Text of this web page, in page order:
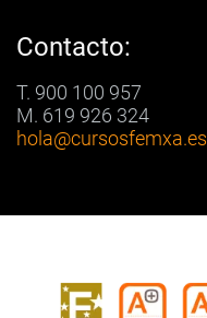
Contacto:
T. 900 100 957
M. 619 926 324
hola@cursosfemxa.es